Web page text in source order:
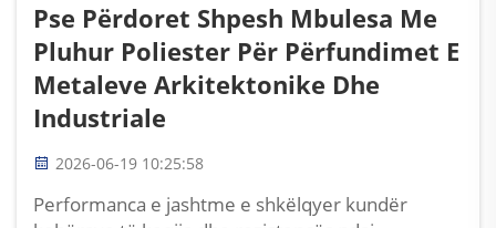
Pse Përdoret Shpesh Mbulesa Me
Pluhur Poliester Për Përfundimet E
Metaleve Arkitektonike Dhe
Industriale
2026-06-19 10:25:58
Performanca e jashtme e shkëlqyer kundër